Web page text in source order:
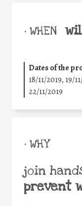
• WHEN
Dates of the
18/11/2019, 19/
22/11/2019
• WHY
join
prevent